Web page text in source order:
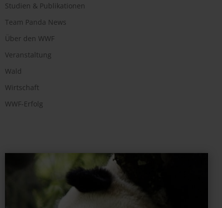
Studien & Publikationen
Team Panda News
Über den WWF
Veranstaltung
Wald
Wirtschaft
WWF-Erfolg